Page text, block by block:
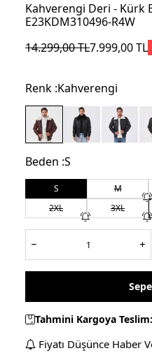
Kahverengi Deri - Kürk
E23KDM310496-R4W
14.299,00TL7.999,00TL
Renk :Kahverengi
Beden :S
S M
2XL
3XL
Tahmini Kargoya Teslim:
Fiyatı Düşünce Haber